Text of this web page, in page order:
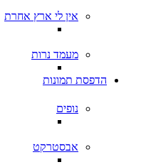
אין לי ארץ אחרת
מעמד נרות
הדפסת תמונות
נופים
אבסטרקט